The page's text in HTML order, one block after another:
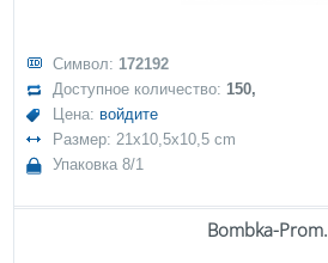
Символ: 172192
Доступное количество:150,
Цена: войдите
Размер: 21x10,5x10,5 cm
Упаковка 8/1
Bombka-Prom.